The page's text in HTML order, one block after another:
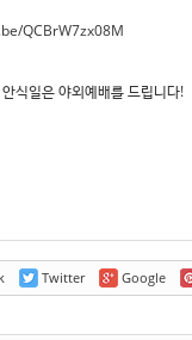
QCBrW7zx08M
식일은 야외예배를 드립니다!
Twitter Google